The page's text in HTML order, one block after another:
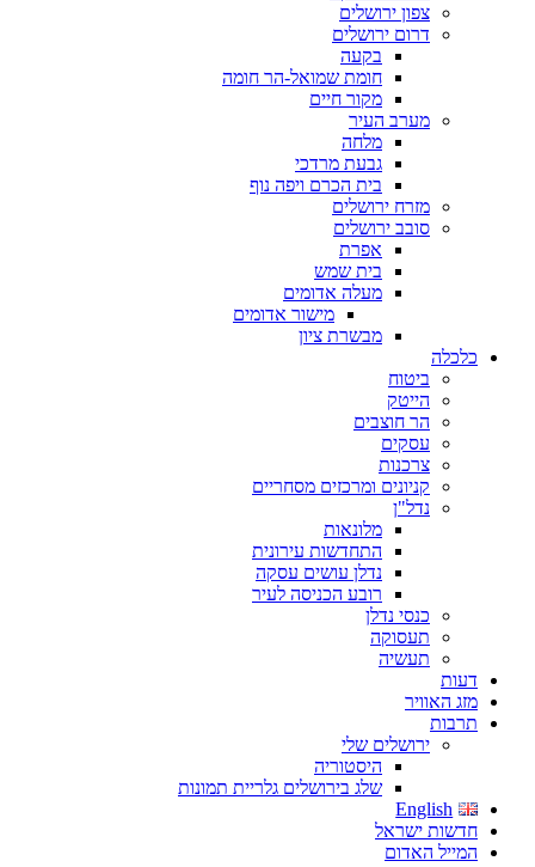
צפון ירושלים
דרום ירושלים
בקעה
חומת שמואל-הר חומה
מקור חיים
מערב העיר
מלחה
גבעת מרדכי
בית הכרם ויפה נוף
מזרח ירושלים
סובב ירושלים
אפרת
בית שמש
מעלה אדומים
מישור אדומים
מבשרת ציון
כלכלה
ביטוח
הייטק
הר חוצבים
עסקים
צרכנות
קניונים ומרכזים מסחריים
נדל"ן
מלונאות
התחדשות עירונית
נדלן עושים עסקה
רובע הכניסה לעיר
כנסי נדלן
תעסוקה
תעשיה
דעות
מזג האוויר
תרבות
ירושלים שלי
היסטוריה
שלג בירושלים גלריית תמונות
English
חדשות ישראל
המייל האדום